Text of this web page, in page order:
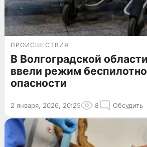
ПРОИСШЕСТВИЯ
В Волгоградской
ввели режим
опасности
2 января, 2026, 20:25 8 Обсудить